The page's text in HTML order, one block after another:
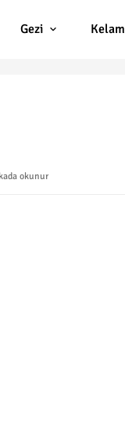
Gezi Kelam
okunur